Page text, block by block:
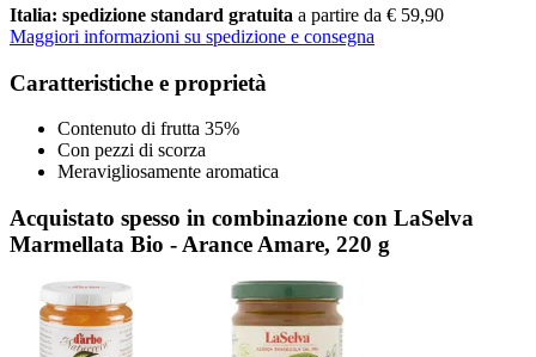
Italia: spedizione standard gratuita a partire da € 59,90
Maggiori informazioni su spedizione e consegna
Caratteristiche e proprietà
Contenuto di frutta 35%
Con pezzi di scorza
Meravigliosamente aromatica
Acquistato spesso in combinazione con LaSelva
Marmellata Bio - Arance Amare, 220 g